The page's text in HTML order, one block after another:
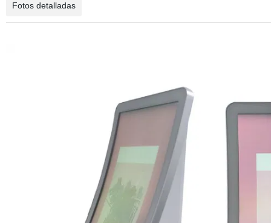
Fotos detalladas